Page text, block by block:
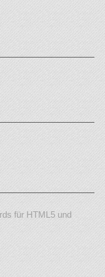
für HTML5 und